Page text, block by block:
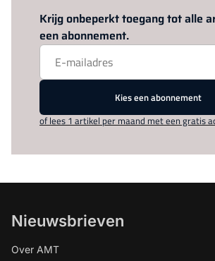
Krijg onbeperkt toegang tot alle
een abonnement.
Kies een abonnement
of lees 1 artikel per maand met een gratis
Nieuwsbrieven
Over AMT